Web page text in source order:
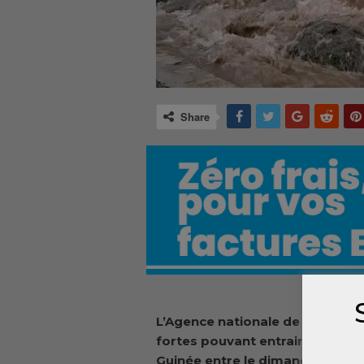
Share
L’Agence nationale de la
fortes pouvant entrainer des
Guinée entre le dimanche 27